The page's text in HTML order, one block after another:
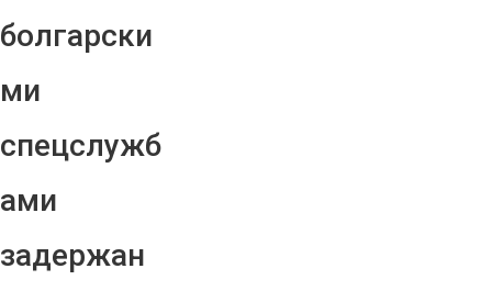
болгарски
ми
спецслужб
ами
задержан